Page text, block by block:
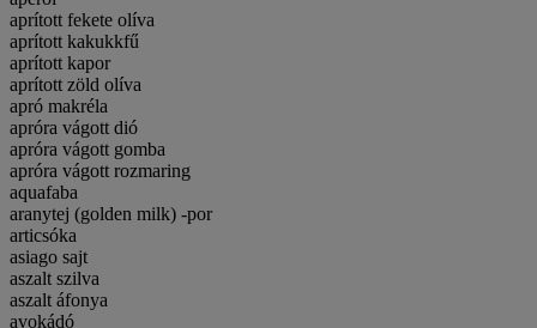
aprított fekete olíva
aprított kakukkfű
aprított kapor
aprított zöld olíva
apró makréla
apróra vágott dió
apróra vágott gomba
apróra vágott rozmaring
aquafaba
aranytej (golden milk) -por
articsóka
asiago sajt
aszalt szilva
aszalt áfonya
avokádó